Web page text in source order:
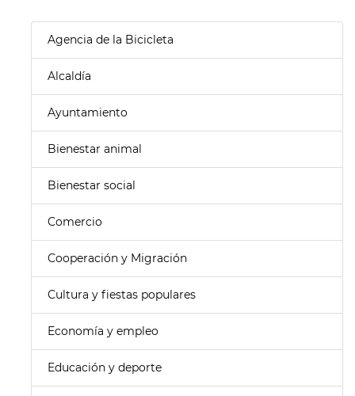
Agencia de la Bicicleta
Alcaldía
Ayuntamiento
Bienestar animal
Bienestar social
Comercio
Cooperación y Migración
Cultura y fiestas populares
Economía y empleo
Educación y deporte